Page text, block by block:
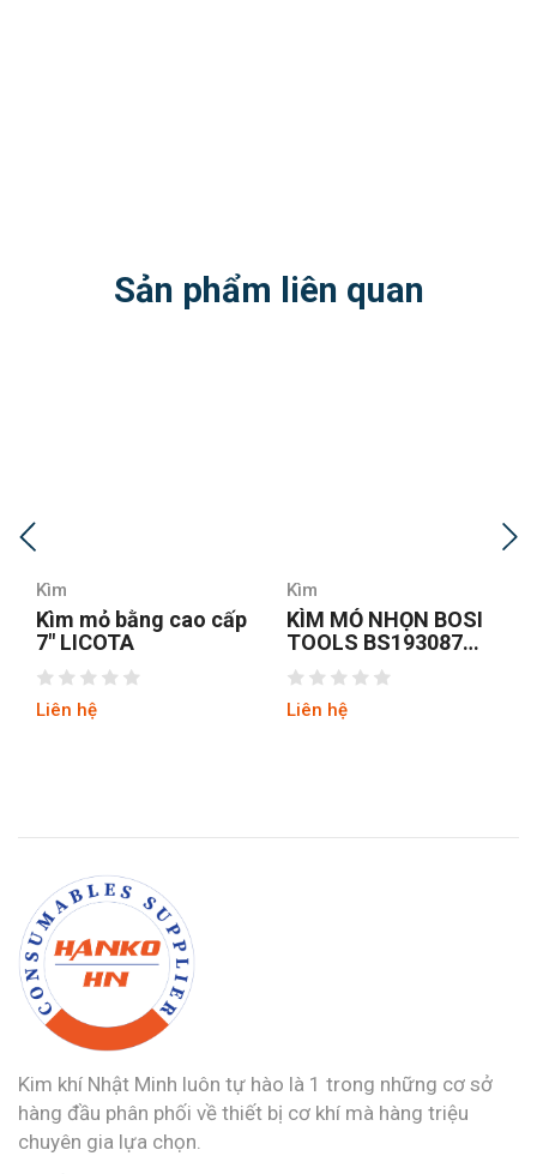
Sản phẩm liên quan
Kìm
KÌM MỎ NHỌN BOSI
TOOLS BS193087
8INCH/200MM
Liên hệ
Kìm
Kìm mỏ nhọn Fujiya
350-200
Liên hệ
Kim khí Nhật Minh luôn tự hào là 1 trong những cơ sở
hàng đầu phân phối về thiết bị cơ khí mà hàng triệu
chuyên gia lựa chọn.